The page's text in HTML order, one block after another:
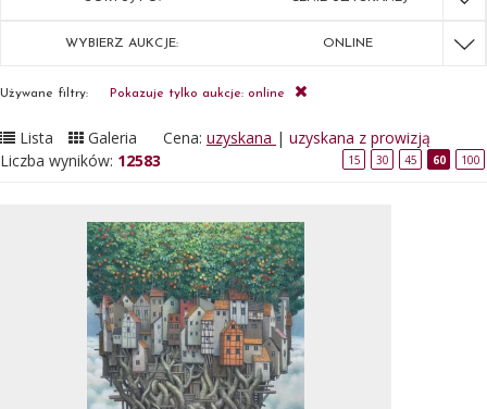
WYBIERZ AUKCJE: ONLINE
Używane filtry: Pokazuje tylko aukcje: online
Lista Galeria Cena: uzyskana | uzyskana z prowizją
Liczba wyników: 12583 15 30 45 60 100